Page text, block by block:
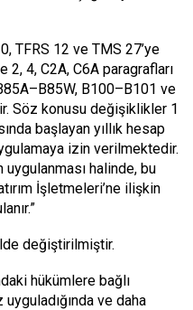
TFRS 12 ve TMS 27’ye
4, C2A, C6A paragrafları
B100–B101 ve
Söz konusu değişiklikler 1
başlayan yıllık hesap
izin verilmektedir.
halinde, bu
İşletmeleri’ne ilişkin
değiştirilmiştir.
hükümlere bağlı
uyguladığında ve daha